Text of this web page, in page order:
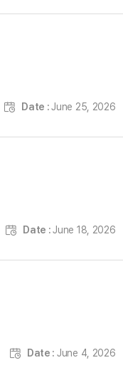
Date :June 25, 2026
Date :June 18, 2026
Date : June 4, 2026